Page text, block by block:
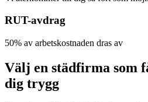
RUT-avdrag
50% av arbetskostnaden dras av
Välj en städfirma som
dig trygg